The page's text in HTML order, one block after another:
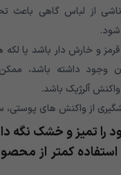
از لباس گاهی باعث
شود.
و خارش دار باشد یا
داشته باشد،
آلرژیک باشد.
از واکنش های
را تمیز و خشک نگه
استفاده کمتر از